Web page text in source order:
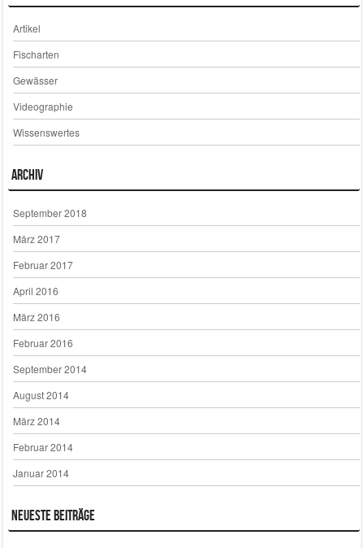
Artikel
Fischarten
Gewässer
Videographie
Wissenswertes
Archiv
September 2018
März 2017
Februar 2017
April 2016
März 2016
Februar 2016
September 2014
August 2014
März 2014
Februar 2014
Januar 2014
Neueste Beiträge